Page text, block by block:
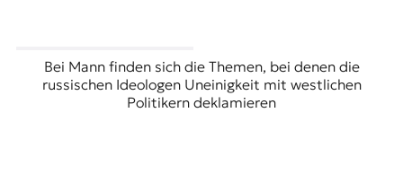
Bei Mann finden sich die Themen, bei denen die
russischen Ideologen Uneinigkeit mit westlichen
Politikern deklamieren